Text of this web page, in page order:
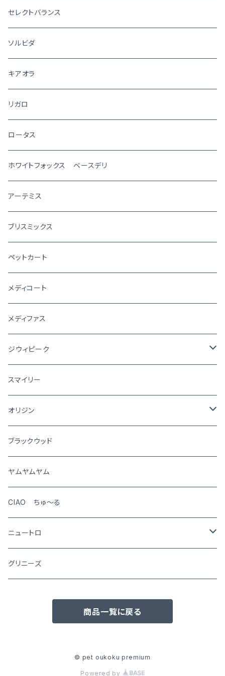
セレクトバランス
ソルビダ
キアオラ
リガロ
ロータス
ホワイトフォックス ベースデリ
アーテミス
ブリスミックス
ペットカート
メディコート
メディファス
ジウィピーク
犬
猫
スマイリー
オリジン
犬
猫
ブラックウッド
ヤムヤムヤム
CIAO ちゅ～る
ニュートロ
シュプレモ
ワイルドレシピ
グリニーズ
商品一覧に戻る
© pet oukoku premium
Powered by